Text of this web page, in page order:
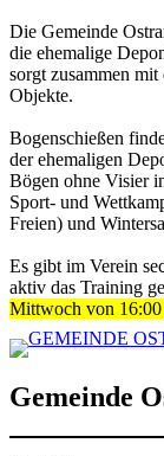
Die Gemeinde
die ehemalige
sorgt zusammen
Objekte.
Bogenschießen
der ehemaligen
Bögen ohne Visier
Sport- und
Freien) und
Es gibt im Verein
aktiv das Training
Mittwoch von
Gemeinde